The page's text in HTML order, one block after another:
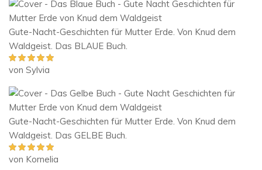
Gute-Nacht-Geschichten für Mutter Erde. Von Knud dem
Waldgeist. Das BLAUE Buch.
Bewertet mit
von Sylvia
Gute-Nacht-Geschichten für Mutter Erde. Von Knud dem
Waldgeist. Das GELBE Buch.
Bewertet mit
von Kornelia